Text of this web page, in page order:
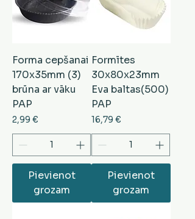
Forma cepšanai
170x35mm (3)
brūna ar vāku
PAP
Cena
2,99 €
Pievienot
grozam
Formītes
30x80x23mm
Eva baltas(500)
PAP
Cena
16,79 €
Pievienot
grozam